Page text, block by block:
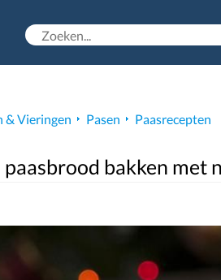
& Vieringen Pasen Paasrecepten
bakken met